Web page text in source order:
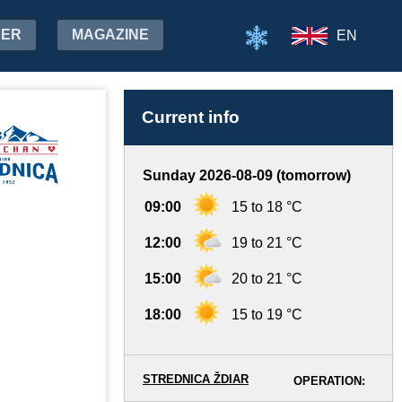
MAGAZINE EN
Current info
Sunday 2026-08-09 (tomorrow)
09:00 15 to 18 °C
12:00 19 to 21 °C
15:00 20 to 21 °C
18:00 15 to 19 °C
OPERATION:
STREDNICA ŽDIAR